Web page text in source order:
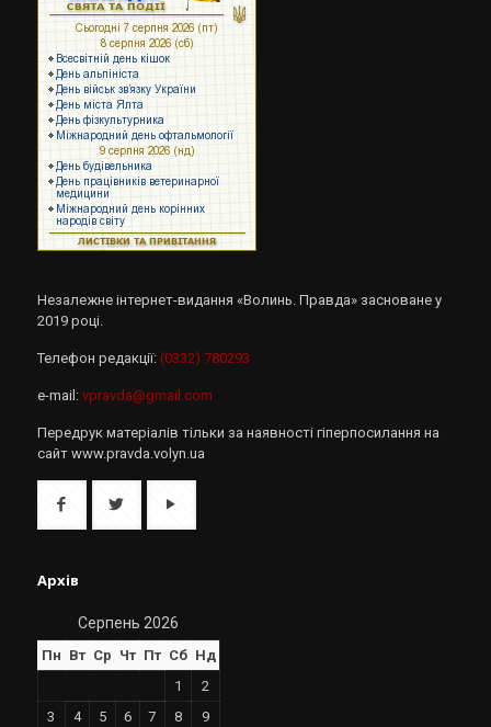
Незалежне інтернет-видання «Волинь. Правда» засноване у
2019 році.
Телефон редакції: (0332) 780293
e-mail: vpravda@gmail.com
Передрук матеріалів тільки за наявності гіперпосилання на
сайт www.pravda.volyn.ua
Архів
Серпень 2026
Пн Вт Ср Чт Пт Сб Нд
1
2
3
4 5 6 7 8
9